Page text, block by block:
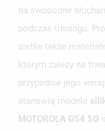
na swobodne
podczas treningu.
siebie także
którym zależy na
przypadnie jego
stanowią modele
MOTOROLA G54 5G
MOJE LISTY
NAZWA LISTY
ZALOGUJ SIĘ
MUSISZ BYĆ
SWOJEJ LIŚCIE